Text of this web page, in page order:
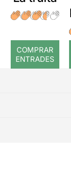
COMPRAR
ENTRADES